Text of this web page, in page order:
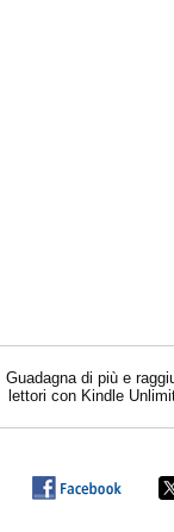
Guadagna di più e
lettori con Kindle